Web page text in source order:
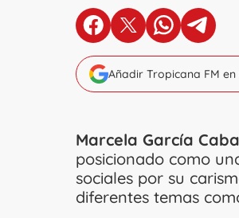
en Facebook
en X en Whatsapp
en
Añadir Tropicana FM en
Marcela García
posicionado como
sociales por su
diferentes temas